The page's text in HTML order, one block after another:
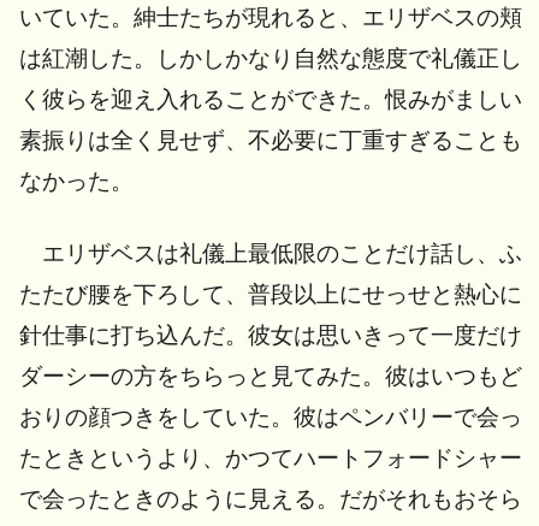
いていた。紳士たちが現れると、エリザベスの頬
は紅潮した。しかしかなり自然な態度で礼儀正し
く彼らを迎え入れることができた。恨みがましい
素振りは全く見せず、不必要に丁重すぎることも
なかった。
エリザベスは礼儀上最低限のことだけ話し、ふ
たたび腰を下ろして、普段以上にせっせと熱心に
針仕事に打ち込んだ。彼女は思いきって一度だけ
ダーシーの方をちらっと見てみた。彼はいつもど
おりの顔つきをしていた。彼はペンバリーで会っ
たときというより、かつてハートフォードシャー
で会ったときのように見える。だがそれもおそら